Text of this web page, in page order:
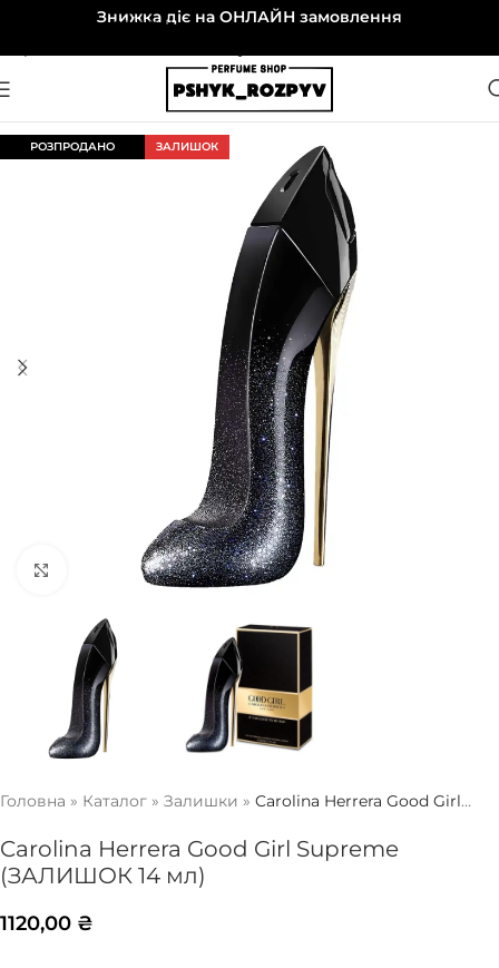
Перейти до навігаціїЗнижка діє на ОНЛАЙН замовлення
РОЗПРОДАНО ЗАЛИШОК
Натисніть, щоб збільшити
Головна » Каталог » Залишки » Carolina Herrera Good Girl
Carolina Herrera Good Girl Supreme
(ЗАЛИШОК 14 мл)
1120,00 ₴